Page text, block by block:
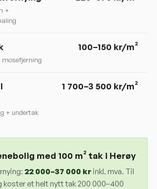
+
mosefjerning
100–150 kr/m²
+ undertak
1 700–3 500 kr/m²
med 100 m² tak i Herøy
22 000–37 000 kr inkl. mva. Til
koster et helt nytt tak 200 000–400